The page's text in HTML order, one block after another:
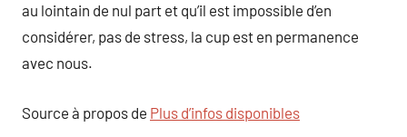
au lointain de nul part et qu’il est impossible d’en
considérer, pas de stress, la cup est en permanence
avec nous.
Source à propos de Plus d’infos disponibles